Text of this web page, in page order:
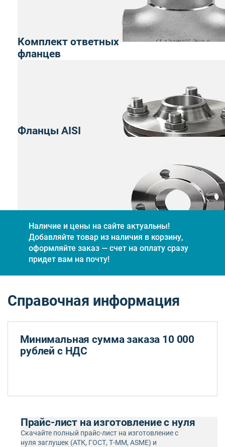
Комплект ответных
фланцев
Фланцы AISI
Наличие и цены на сайте актуальны!
Добавляйте товар из наличия в корзину,
оформляйте заказ — счет на оплату сразу
придет вам на почту!
Справочная информация
Минимальная сумма заказа 10 000
рублей с НДС
Прайс-лист на изготовление с нуля
Скачайте полный прайс-лист на изготовление с
нуля заглушек (АТК, ГОСТ, Т-ММ, ASME) и